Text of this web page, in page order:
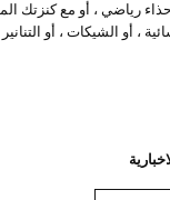
رياضي ، أو مع كنزتك
، أو الشيكات ، أو